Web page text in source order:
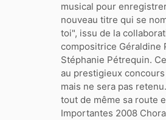
musical pour
nouveau titre qui se
toi", issu de la
compositrice Géraldine
Stéphanie Pétrequin.
au prestigieux
mais ne sera pas
tout de même sa route
Importantes 2008